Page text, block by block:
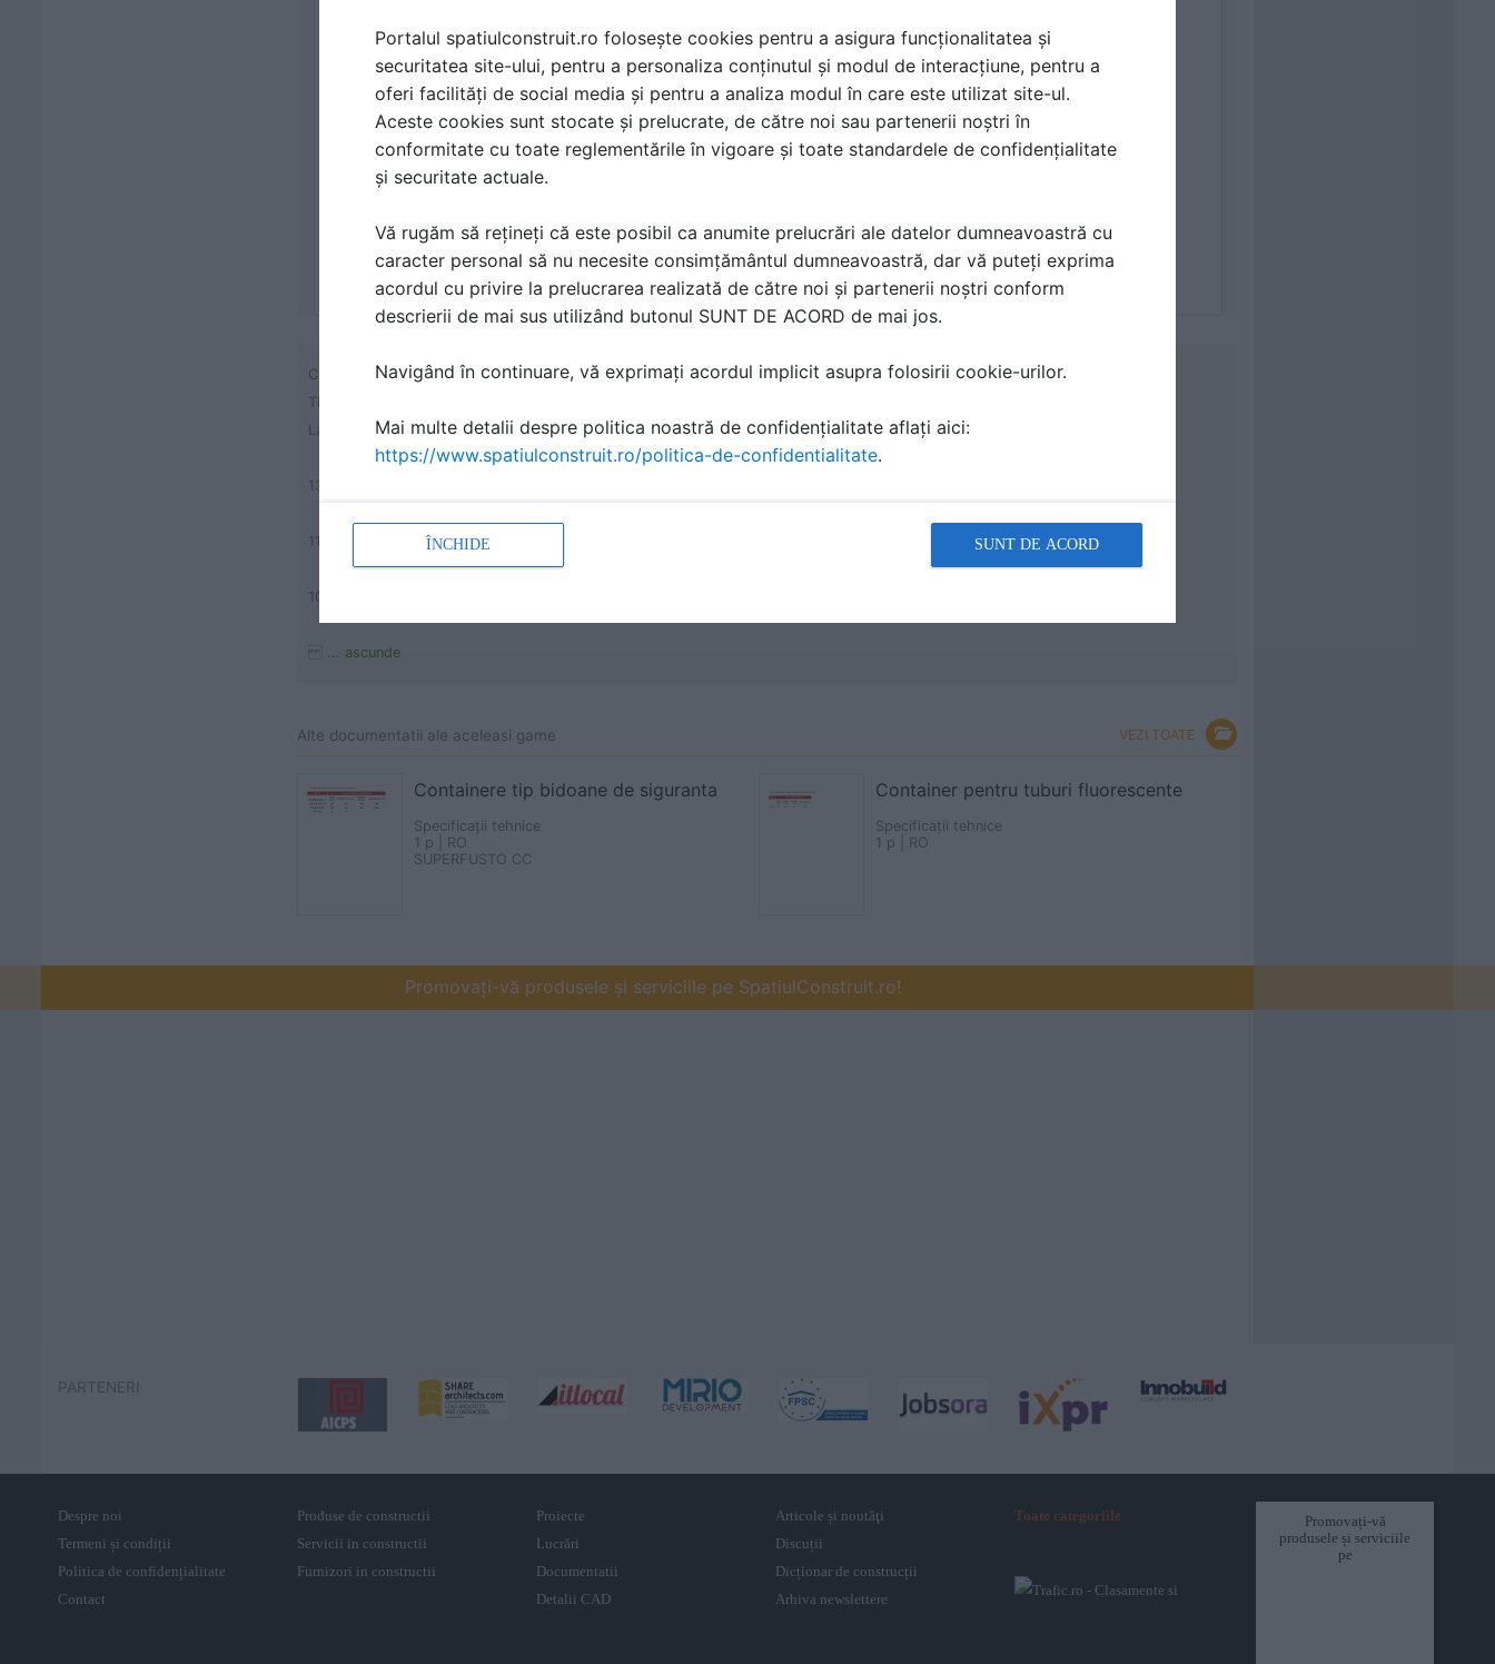
CONTAINERE DEPOZITARE DESEURI PERICULOASE SERIA - TIEFFE TWO
Latimea(P) mm Inaltimea(H) mm
1350 1130 920
1170 830 710
1040 1040 840
... ascunde
Alte documentatii ale aceleasi game VEZI TOATE
Containere tip bidoane de siguranta
Specificații tehnice
1 p | RO
SUPERFUSTO CC
Container pentru tuburi fluorescente
Specificații tehnice
1 p | RO
Promovați-vă produsele și serviciile pe SpatiulConstruit.ro!
PARTENERI
Despre noi
Termeni și condiții
Politica de confidențialitate
Contact
Produse de constructii
Servicii in constructii
Furnizori in constructii
Proiecte
Lucrări
Documentatii
Detalii CAD
Articole și noutăţi
Discuții
Dicționar de construcții
Arhiva newslettere
Toate categoriile
Promovați-vă
produsele și serviciile
pe
Portalul spatiulconstruit.ro folosește cookies pentru a asigura funcționalitatea și
securitatea site-ului, pentru a personaliza conținutul și modul de interacțiune, pentru a
oferi facilități de social media și pentru a analiza modul în care este utilizat site-ul.
Aceste cookies sunt stocate și prelucrate, de către noi sau partenerii noștri în
conformitate cu toate reglementările în vigoare și toate standardele de confidențialitate
și securitate actuale.
Vă rugăm să rețineți că este posibil ca anumite prelucrări ale datelor dumneavoastră cu
caracter personal să nu necesite consimțământul dumneavoastră, dar vă puteți exprima
acordul cu privire la prelucrarea realizată de către noi și partenerii noștri conform
descrierii de mai sus utilizând butonul SUNT DE ACORD de mai jos.
Navigând în continuare, vă exprimați acordul implicit asupra folosirii cookie-urilor.
Mai multe detalii despre politica noastră de confidențialitate aflați aici:
https://www.spatiulconstruit.ro/politica-de-confidentialitate.
ÎNCHIDE SUNT DE ACORD